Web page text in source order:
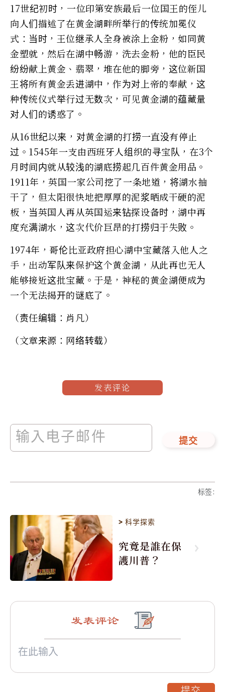
17世纪初时，一位印第安族最后一位国王的侄儿
向人们描述了在黄金湖畔所举行的传统加冕仪
式：当时，王位继承人全身被涂上金粉，如同黄
金塑就，然后在湖中畅游，洗去金粉，他的臣民
纷纷献上黄金、翡翠，堆在他的脚旁，这位新国
王将所有黄金丢进湖中，作为对上帝的奉献，这
种传统仪式举行过无数次，可见黄金湖的蕴藏量
对人们的诱惑了。
从16世纪以来，对黄金湖的打捞一直没有停止
过。1545年一支由西班牙人组织的寻宝队，在3个
月时间内就从较浅的湖底捞起几百件黄金用品。
1911年，英国一家公司挖了一条地道，将湖水抽
干了，但太阳很快地把厚厚的泥浆晒成干硬的泥
板，当英国人再从英国运来钻探设备时，湖中再
度充满湖水，这次代价巨昂的打捞归于失败。
1974年，哥伦比亚政府担心湖中宝藏落入他人之
手，出动军队来保护这个黄金湖，从此再也无人
能够接近这批宝藏。于是，神秘的黄金湖便成为
一个无法揭开的谜底了。
（责任编辑：肖凡）
（文章来源：网络转载）
发表评论
提交
标签:
>科学探索
究竟是誰在保
護川普？
发表评论